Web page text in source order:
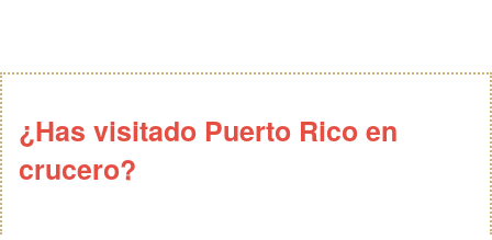
¿Has visitado Puerto Rico en
crucero?